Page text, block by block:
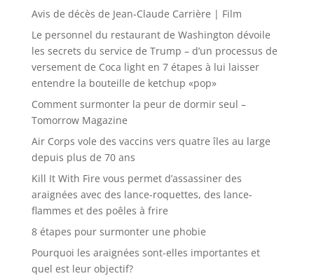
Avis de décès de Jean-Claude Carrière | Film
Le personnel du restaurant de Washington dévoile
les secrets du service de Trump – d’un processus de
versement de Coca light en 7 étapes à lui laisser
entendre la bouteille de ketchup «pop»
Comment surmonter la peur de dormir seul –
Tomorrow Magazine
Air Corps vole des vaccins vers quatre îles au large
depuis plus de 70 ans
Kill It With Fire vous permet d’assassiner des
araignées avec des lance-roquettes, des lance-
flammes et des poêles à frire
8 étapes pour surmonter une phobie
Pourquoi les araignées sont-elles importantes et
quel est leur objectif?